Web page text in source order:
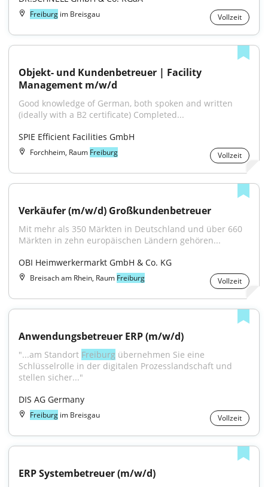
Freiburg im Breisgau Vollzeit
Objekt- und Kundenbetreuer | Facility
Management m/w/d
Good knowledge of German, both spoken and written
(ideally with a B2 certificate) Completed...
SPIE Efficient Facilities GmbH
Forchheim, Raum Freiburg Vollzeit
Verkäufer (m/w/d) Großkundenbetreuer
Mit mehr als 350 Märkten in Deutschland und über 660
Märkten in zehn europäischen Ländern gehören...
OBI Heimwerkermarkt GmbH & Co. KG
Breisach am Rhein, Raum Freiburg Vollzeit
Anwendungsbetreuer ERP (m/w/d)
"...am Standort Freiburg übernehmen Sie eine
Schlüsselrolle in der digitalen Prozesslandschaft und
stellen sicher..."
DIS AG Germany
Freiburg im Breisgau Vollzeit
ERP Systembetreuer (m/w/d)